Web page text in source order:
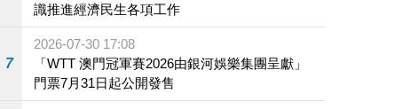
識推進經濟民生各項工作
7
2026-07-30 17:08
「WTT 澳門冠軍賽2026由銀河娛樂集團呈獻」
門票7月31日起公開發售